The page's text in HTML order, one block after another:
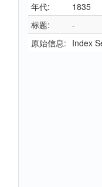
年代:
1835
标题:
-
原始信息: Index